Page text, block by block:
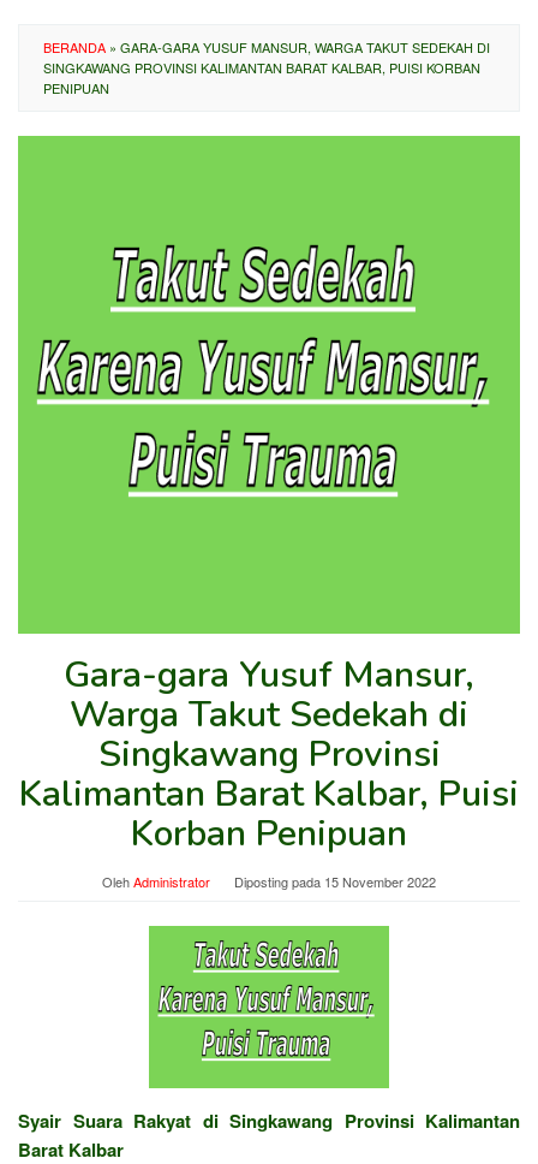
BERANDA » GARA-GARA YUSUF MANSUR, WARGA TAKUT SEDEKAH DI
SINGKAWANG PROVINSI KALIMANTAN BARAT KALBAR, PUISI KORBAN
PENIPUAN
Gara-gara Yusuf Mansur,
Warga Takut Sedekah di
Singkawang Provinsi
Kalimantan Barat Kalbar, Puisi
Korban Penipuan
OlehAdministrator Diposting pada 15 November 2022
Syair Suara Rakyat di Singkawang Provinsi Kalimantan
Barat Kalbar